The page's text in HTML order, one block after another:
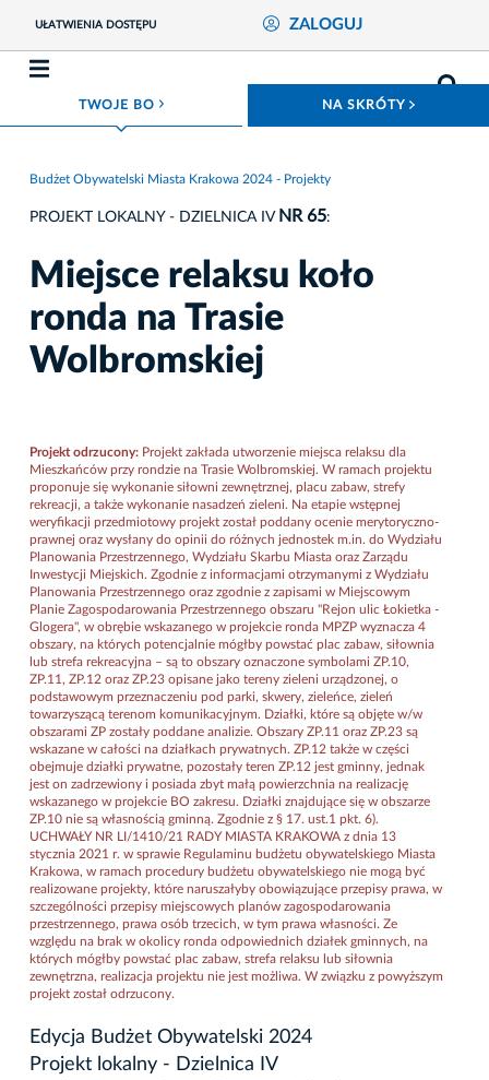
UŁATWIENIA DOSTĘPU ZALOGUJ
TWOJE BO ROZWIŃ MENU NA SKRÓTY
Budżet Obywatelski Miasta Krakowa 2024 - Projekty
PROJEKT LOKALNY - DZIELNICA IV NR 65:
Miejsce relaksu koło
ronda na Trasie
Wolbromskiej
Projekt odrzucony: Projekt zakłada utworzenie miejsca relaksu dla
Mieszkańców przy rondzie na Trasie Wolbromskiej. W ramach projektu
proponuje się wykonanie siłowni zewnętrznej, placu zabaw, strefy
rekreacji, a także wykonanie nasadzeń zieleni. Na etapie wstępnej
weryfikacji przedmiotowy projekt został poddany ocenie merytoryczno-
prawnej oraz wysłany do opinii do różnych jednostek m.in. do Wydziału
Planowania Przestrzennego, Wydziału Skarbu Miasta oraz Zarządu
Inwestycji Miejskich. Zgodnie z informacjami otrzymanymi z Wydziału
Planowania Przestrzennego oraz zgodnie z zapisami w Miejscowym
Planie Zagospodarowania Przestrzennego obszaru "Rejon ulic Łokietka -
Glogera", w obrębie wskazanego w projekcie ronda MPZP wyznacza 4
obszary, na których potencjalnie mógłby powstać plac zabaw, siłownia
lub strefa rekreacyjna – są to obszary oznaczone symbolami ZP.10,
ZP.11, ZP.12 oraz ZP.23 opisane jako tereny zieleni urządzonej, o
podstawowym przeznaczeniu pod parki, skwery, zieleńce, zieleń
towarzyszącą terenom komunikacyjnym. Działki, które są objęte w/w
obszarami ZP zostały poddane analizie. Obszary ZP.11 oraz ZP.23 są
wskazane w całości na działkach prywatnych. ZP.12 także w części
obejmuje działki prywatne, pozostały teren ZP.12 jest gminny, jednak
jest on zadrzewiony i posiada zbyt małą powierzchnia na realizację
wskazanego w projekcie BO zakresu. Działki znajdujące się w obszarze
ZP.10 nie są własnością gminną. Zgodnie z § 17. ust.1 pkt. 6).
UCHWAŁY NR LI/1410/21 RADY MIASTA KRAKOWA z dnia 13
stycznia 2021 r. w sprawie Regulaminu budżetu obywatelskiego Miasta
Krakowa, w ramach procedury budżetu obywatelskiego nie mogą być
realizowane projekty, które naruszałyby obowiązujące przepisy prawa, w
szczególności przepisy miejscowych planów zagospodarowania
przestrzennego, prawa osób trzecich, w tym prawa własności. Ze
względu na brak w okolicy ronda odpowiednich działek gminnych, na
których mógłby powstać plac zabaw, strefa relaksu lub siłownia
zewnętrzna, realizacja projektu nie jest możliwa. W związku z powyższym
projekt został odrzucony.
Edycja Budżet Obywatelski 2024
Projekt lokalny - Dzielnica IV